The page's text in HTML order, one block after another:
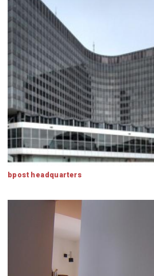
bpost headquarters